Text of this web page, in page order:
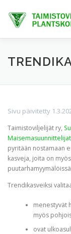
sisältöön
ETUSIVU
TRENDIKASVIT
Sivu päivitetty
Taimistoviljelijät ry,
pyritään nostamaan
kasveja, joita on
Trendikasveiksi
menestyvät
myös
ovat